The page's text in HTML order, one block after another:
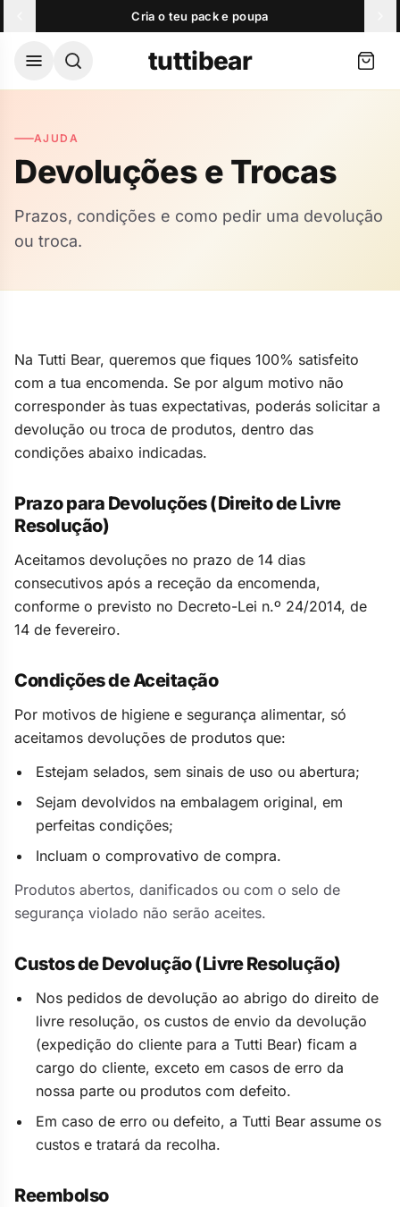
Cria o teu pack e poupa
Envio gratuito a partir de 39,00 €
tuttibear
AJUDA
Devoluções e Trocas
Prazos, condições e como pedir uma devolução
ou troca.
Na Tutti Bear, queremos que fiques 100% satisfeito
com a tua encomenda. Se por algum motivo não
corresponder às tuas expectativas, poderás solicitar a
devolução ou troca de produtos, dentro das
condições abaixo indicadas.
Prazo para Devoluções (Direito de Livre
Resolução)
Aceitamos devoluções no prazo de 14 dias
consecutivos após a receção da encomenda,
conforme o previsto no Decreto-Lei n.º 24/2014, de
14 de fevereiro.
Condições de Aceitação
Por motivos de higiene e segurança alimentar, só
aceitamos devoluções de produtos que:
Estejam selados, sem sinais de uso ou abertura;
Sejam devolvidos na embalagem original, em
perfeitas condições;
Incluam o comprovativo de compra.
Produtos abertos, danificados ou com o selo de
segurança violado não serão aceites.
Custos de Devolução (Livre Resolução)
Nos pedidos de devolução ao abrigo do direito de
livre resolução, os custos de envio da devolução
(expedição do cliente para a Tutti Bear) ficam a
cargo do cliente, exceto em casos de erro da
nossa parte ou produtos com defeito.
Em caso de erro ou defeito, a Tutti Bear assume os
custos e tratará da recolha.
Reembolso
O seu carrinho
Envio gratuito a partir de 39,00 €